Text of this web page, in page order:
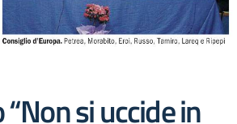
si uccide in